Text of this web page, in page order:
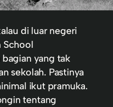
di luar negeri
School
yang tak
sekolah. Pastinya
ikut pramuka.
tentang